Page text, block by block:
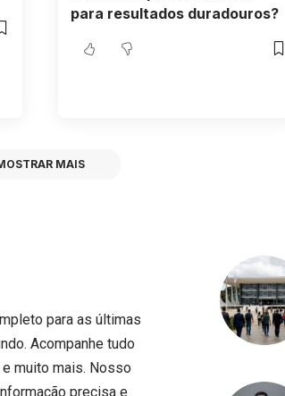
para resultados duradouros?
MAIS
para as últimas
Acompanhe tudo
muito mais. Nosso
precisa e